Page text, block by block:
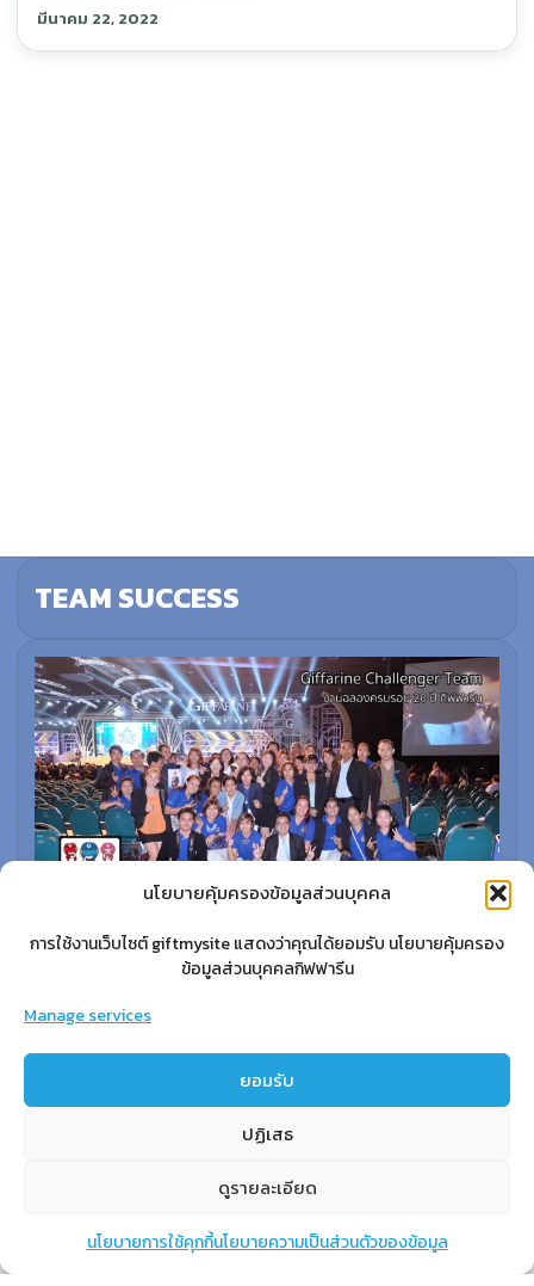
นโยบายคุ้มครองข้อมูลส่วนบุคคล
การใช้งานเว็บไซต์ giftmysite แสดงว่าคุณได้ยอมรับ นโยบายคุ้มครอง
ข้อมูลส่วนบุคคลกิฟฟารีน
Manage services
ยอมรับ
ปฏิเสธ
ดูรายละเอียด
นโยบายการใช้คุกกี้นโยบายความเป็นส่วนตัวของข้อมูล
มีนาคม 22, 2022
TEAM SUCCESS
สิทธิประโยชน์
การสั่งซื้อสินค้าราคาสมาชิก
แชท หน้าสินค้า ตะกร้าสินค้า